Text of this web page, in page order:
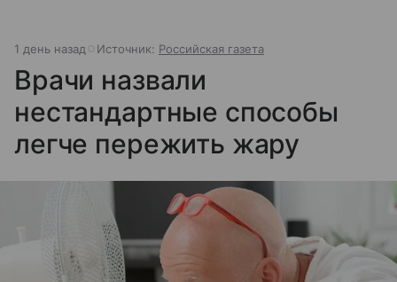
1 день назад Источник: Российская газета
Врачи назвали
нестандартные способы
легче пережить жару